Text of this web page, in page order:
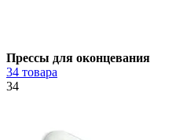
Прессы для оконцевания
34 товара
34